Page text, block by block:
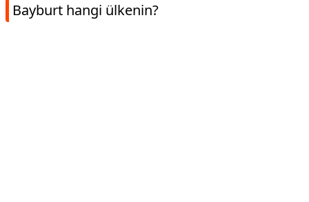
Bayburt hangi ülkenin?